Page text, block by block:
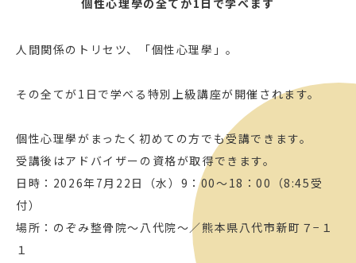
個性心理學の全てが1日で学べます
人間関係のトリセツ、「個性心理學」。
その全てが1日で学べる特別上級講座が開催されます。
個性心理學がまったく初めての方でも受講できます。
受講後はアドバイザーの資格が取得できます。
日時：2026年7月22日（水）9：00〜18：00（8:45受
付）
場所：のぞみ整骨院〜八代院〜／熊本県八代市新町７−１
１